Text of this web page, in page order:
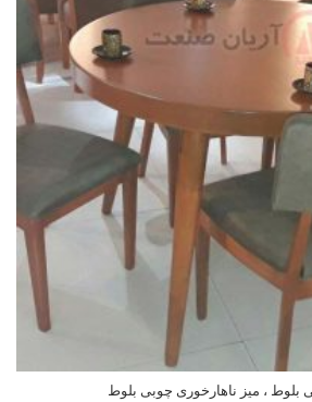
بلوط ، میز ناهارخوری چوبی بلوط